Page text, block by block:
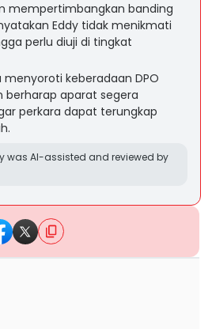
mempertimbangkan banding
Eddy tidak menikmati
perlu diuji di tingkat
menyoroti keberadaan DPO
berharap aparat segera
perkara dapat terungkap
was AI-assisted and reviewed by